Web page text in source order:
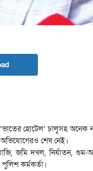
হোটেল’ চালুসহ অনেক
অভিযোগেরও শেষ নেই।
জমি দখল, নির্যাতন, গুম-
কর্মকর্তা।